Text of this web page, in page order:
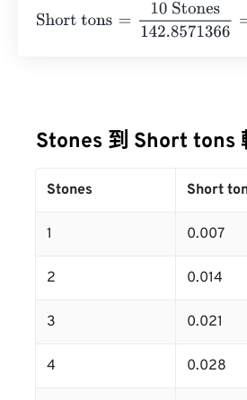
Short tons
10 Stones
Stones 到 Short tons
Stones Short
1 0.007
2 0.014
3 0.021
4 0.028